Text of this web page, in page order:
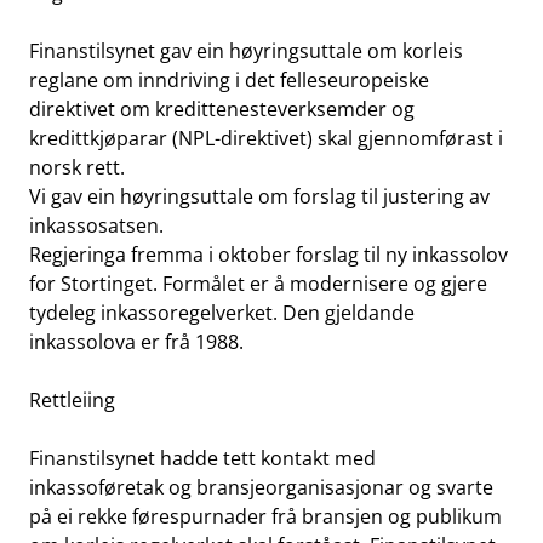
Finanstilsynet gav ein høyringsuttale om korleis
reglane om inndriving i det felleseuropeiske
direktivet om kredittenesteverksemder og
kredittkjøparar (NPL-direktivet) skal gjennomførast i
norsk rett.
Vi gav ein høyringsuttale om forslag til justering av
inkassosatsen.
Regjeringa fremma i oktober forslag til ny inkassolov
for Stortinget. Formålet er å modernisere og gjere
tydeleg inkassoregelverket. Den gjeldande
inkassolova er frå 1988.
Rettleiing
Finanstilsynet hadde tett kontakt med
inkassoføretak og bransjeorganisasjonar og svarte
på ei rekke førespurnader frå bransjen og publikum